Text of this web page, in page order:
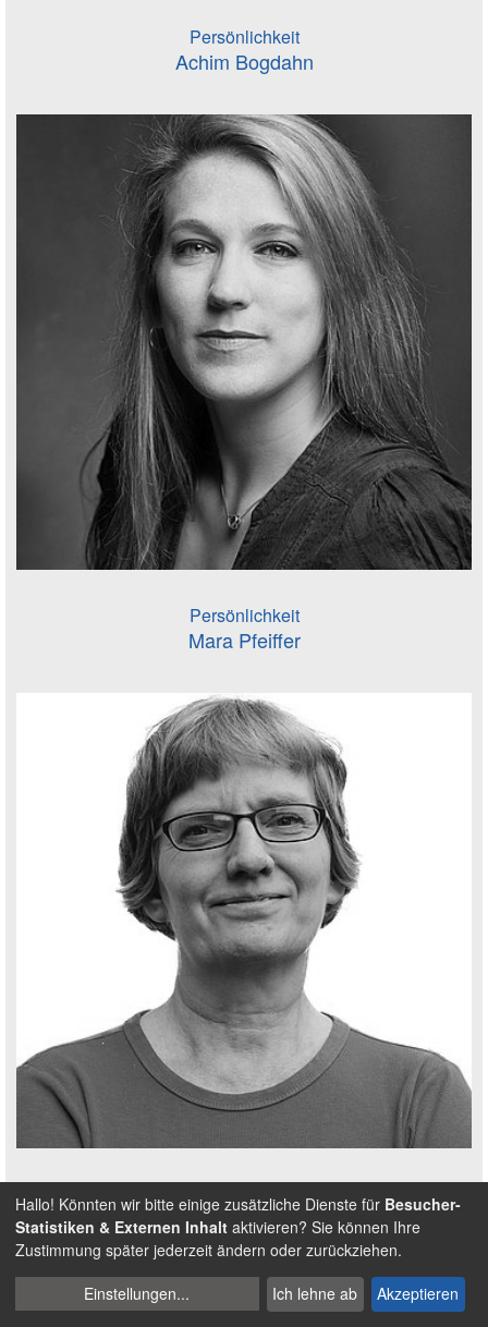
Persönlichkeit
Achim Bogdahn
Persönlichkeit
Mara Pfeiffer
Persönlichkeit
Nicole Selmer
Weitere anzeigen
Cookies
verwalten
Hallo! Könnten wir bitte einige zusätzliche Dienste für Besucher-
Statistiken & Externen Inhalt aktivieren? Sie können Ihre
Zustimmung später jederzeit ändern oder zurückziehen.
Einstellungen... Ich lehne ab Akzeptieren